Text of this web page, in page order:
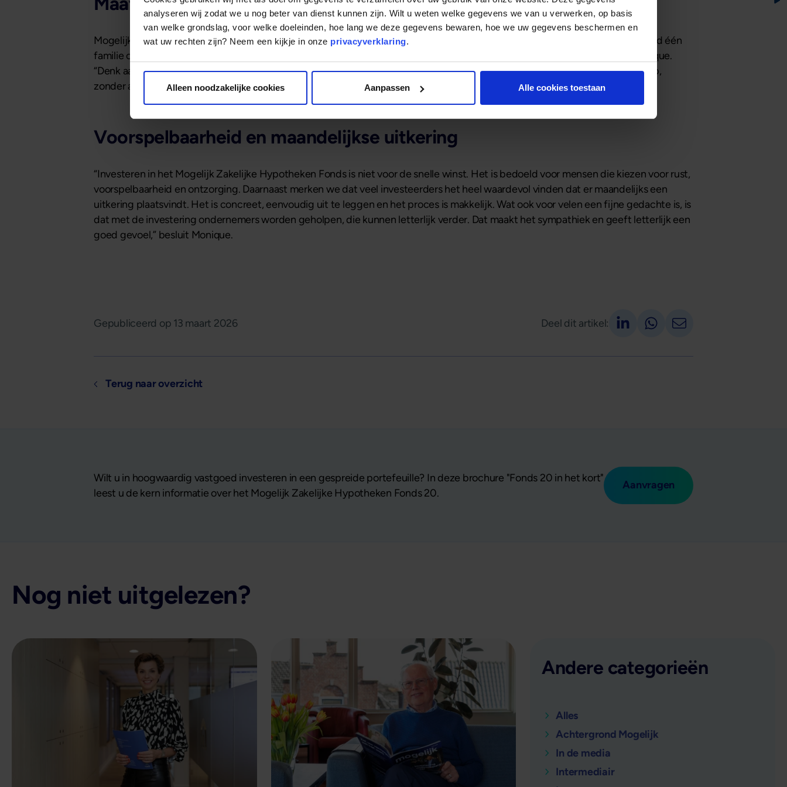
analyseren wij zodat we u nog beter van dienst kunnen zijn. Wilt u weten welke gegevens we van u verwerken, op basis
van welke grondslag, voor welke doeleinden, hoe lang we deze gegevens bewaren, hoe we uw gegevens beschermen en
wat uw rechten zijn? Neem een kijkje in onze privacyverklaring.
Alleen noodzakelijke cookies Aanpassen Alle cookies toestaan
Mogelijk biedt bovendien ruimte voor maatwerk. In specifieke gevallen kan met een selecte groep investeerders, bijvoorbeeld één
familie of een klein consortium, een apart fonds worden ingericht. “Dan bepalen we samen het beleggingsbeleid,” zegt Monique.
“Denk aan looptijd, type vastgoed, risicoprofiel of andere kenmerken. Dat er geïnvesteerd wordt met een afgebakende groep,
zonder andere investeerders, vinden sommigen een pre.”
Voorspelbaarheid en maandelijkse uitkering
“Investeren in het Mogelijk Zakelijke Hypotheken Fonds is niet voor de snelle winst. Het is bedoeld voor mensen die kiezen voor rust,
voorspelbaarheid en ontzorging. Daarnaast merken we dat veel investeerders het heel waardevol vinden dat er maandelijks een
uitkering plaatsvindt. Het is concreet, eenvoudig uit te leggen en het proces is makkelijk. Wat ook voor velen een fijne gedachte is, is
dat met de investering ondernemers worden geholpen, die kunnen letterlijk verder. Dat maakt het sympathiek en geeft letterlijk een
goed gevoel,” besluit Monique.
Gepubliceerd op 13 maart 2026 Deel dit artikel: Deel op LinkedIn
Deel via Whatsapp
Deel via email
Terug naar overzicht
Wilt u in hoogwaardig vastgoed investeren in een gespreide portefeuille? In deze brochure "Fonds 20 in het kort"
leest u de kern informatie over het Mogelijk Zakelijke Hypotheken Fonds 20.
Aanvragen
Nog niet uitgelezen?
Andere categorieën
Alles
Achtergrond Mogelijk
In de media
Intermediair